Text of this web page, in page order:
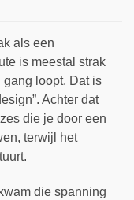
als een
is meestal strak
loopt. Dat is
Achter dat
die je door een
terwijl het
die spanning